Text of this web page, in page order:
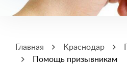
Главная Краснодар
Помощь призывникам